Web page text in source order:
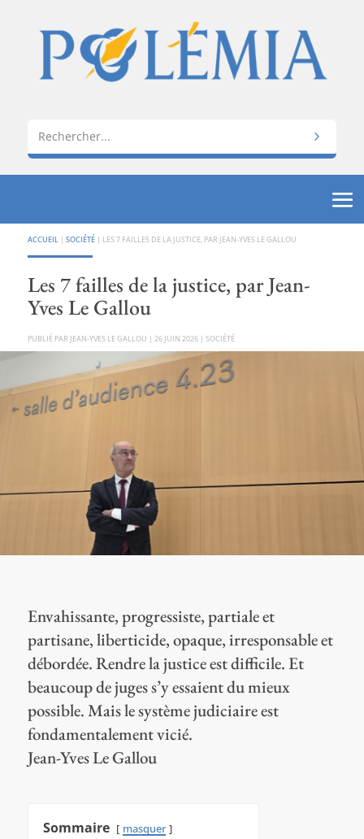
ACCUEIL | SOCIÉTÉ| LES 7 FAILLES DE LA JUSTICE, PAR JEAN-YVES LE GALLOU
Les 7 failles de la justice, par Jean-
Yves Le Gallou
PAR JEAN-YVES LE GALLOU | 26 JUIN 2026| SOCIÉTÉ
Envahissante, progressiste, partiale et
partisane, liberticide, opaque, irresponsable et
débordée. Rendre la justice est difficile. Et
beaucoup de juges s’y essaient du mieux
possible. Mais le système judiciaire est
fondamentalement vicié.
Jean-Yves Le Gallou
Sommaire masquer